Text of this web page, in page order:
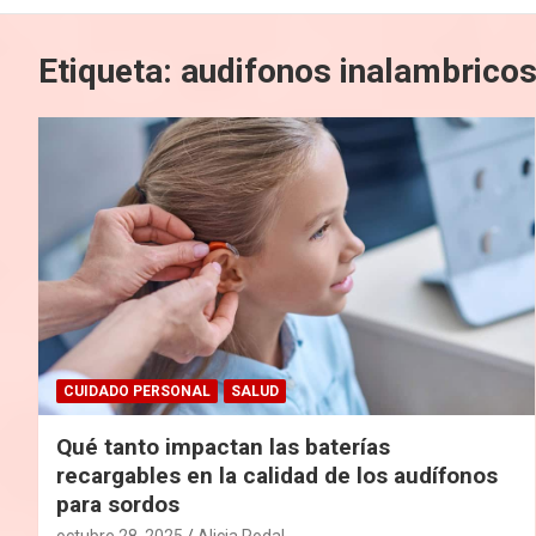
Etiqueta: audifonos inalambricos
CUIDADO PERSONAL SALUD
Qué tanto impactan las baterías
recargables en la calidad de los audífonos
para sordos